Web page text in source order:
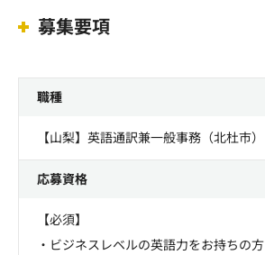
募集要項
職種
【山梨】英語通訳兼一般事務（北杜市）
応募資格
【必須】
・ビジネスレベルの英語力をお持ちの方